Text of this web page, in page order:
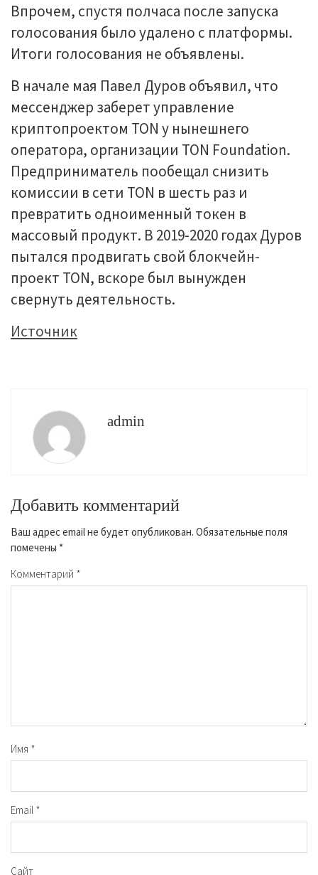
Впрочем, спустя полчаса после запуска
голосования было удалено с платформы.
Итоги голосования не объявлены.
В начале мая Павел Дуров объявил, что
мессенджер заберет управление
криптопроектом TON у нынешнего
оператора, организации TON Foundation.
Предприниматель пообещал снизить
комиссии в сети TON в шесть раз и
превратить одноименный токен в
массовый продукт. В 2019-2020 годах Дуров
пытался продвигать свой блокчейн-
проект TON, вскоре был вынужден
свернуть деятельность.
Источник
admin
Добавить комментарий
Ваш адрес email не будет опубликован. Обязательные поля
помечены *
Комментарий *
Имя *
Email *
Сайт